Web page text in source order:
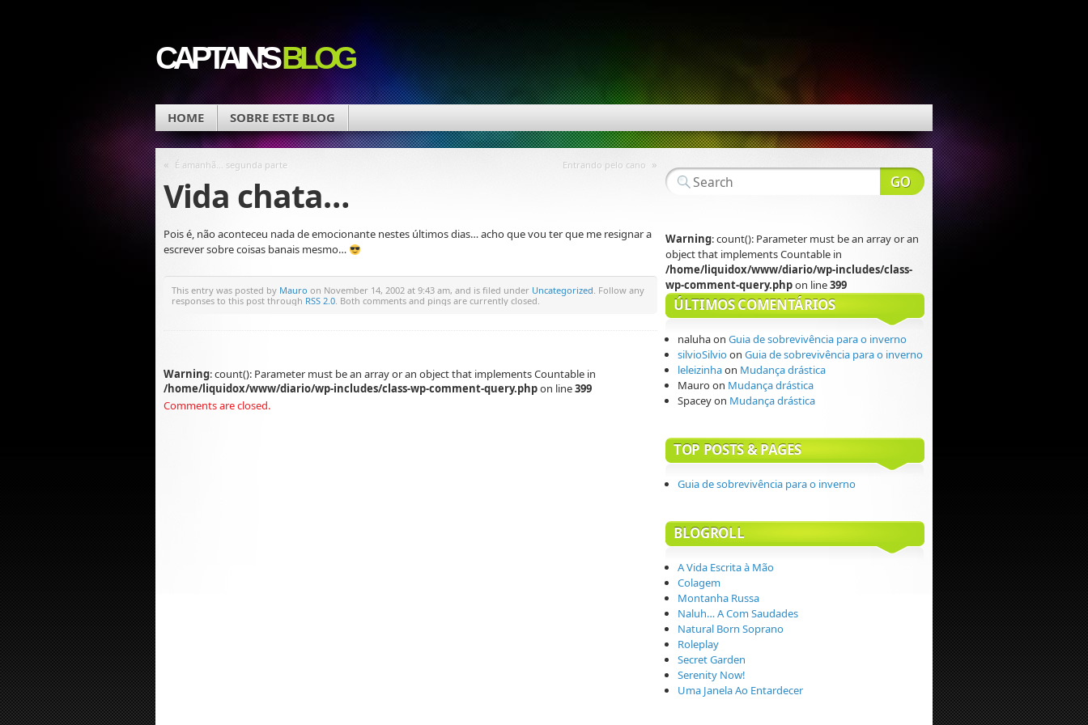
CAPTAIN'SBLOG
HOME SOBRE ESTE BLOG
« É amanhã… segunda parte Entrando pelo cano »
Vida chata…
Pois é, não aconteceu nada de emocionante nestes últimos dias… acho que vou ter que me resignar a
escrever sobre coisas banais mesmo…
This entry was posted by Mauro on November 14, 2002 at 9:43 am, and is filed under Uncategorized. Follow any
responses to this post through RSS 2.0. Both comments and pings are currently closed.
Warning: count(): Parameter must be an array or an object that implements Countable in
/home/liquidox/www/diario/wp-includes/class-wp-comment-query.phpon line399
Comments are closed.
Warning: count(): Parameter must be an array or an
object that implements Countable in
/home/liquidox/www/diario/wp-includes/class-
wp-comment-query.phpon line399
ÚLTIMOS COMENTÁRIOS
naluhaon Guia de sobrevivência para o inverno
silvioSilvioon Guia de sobrevivência para o inverno
leleizinhaon Mudança drástica
Mauroon Mudança drástica
Spaceyon Mudança drástica
TOP POSTS & PAGES
Guia de sobrevivência para o inverno
BLOGROLL
A Vida Escrita à Mão
Colagem
Montanha Russa
Naluh… A Com Saudades
Natural Born Soprano
Roleplay
Secret Garden
Serenity Now!
Uma Janela Ao Entardecer